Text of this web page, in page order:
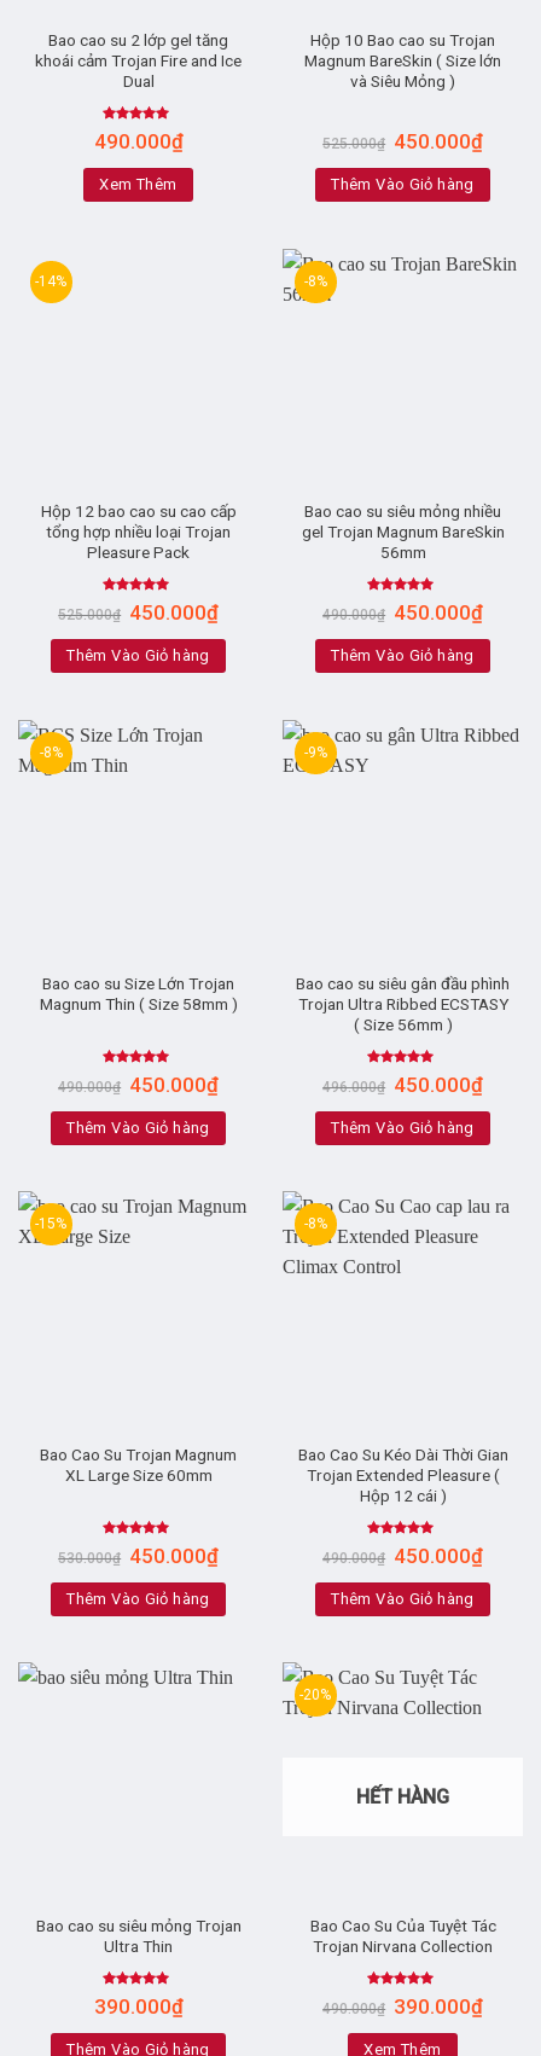
Bao cao su 2 lớp gel tăng
khoái cảm Trojan Fire and Ice
Dual
Rated5.00
out of 5
490.000₫
Xem Thêm
Hộp 10 Bao cao su Trojan
Magnum BareSkin ( Size lớn
và Siêu Mỏng )
525.000₫ 450.000₫
Thêm Vào Giỏ hàng
-14%
Hộp 12 bao cao su cao cấp
tổng hợp nhiều loại Trojan
Pleasure Pack
Rated 5.00
out of 5
525.000₫ 450.000₫
Thêm Vào Giỏ hàng
-8%
Bao cao su siêu mỏng nhiều
gel Trojan Magnum BareSkin
56mm
Rated 4.88
out of 5
490.000₫ 450.000₫
Thêm Vào Giỏ hàng
-8%
Bao cao su Size Lớn Trojan
Magnum Thin ( Size 58mm )
Rated 5.00
out of 5
490.000₫ 450.000₫
Thêm Vào Giỏ hàng
-9%
Bao cao su siêu gân đầu phình
Trojan Ultra Ribbed ECSTASY
( Size 56mm )
Rated 5.00
out of 5
496.000₫ 450.000₫
Thêm Vào Giỏ hàng
-15%
Bao Cao Su Trojan Magnum
XL Large Size 60mm
Rated 4.92
out of 5
530.000₫ 450.000₫
Thêm Vào Giỏ hàng
-8%
Bao Cao Su Kéo Dài Thời Gian
Trojan Extended Pleasure (
Hộp 12 cái )
Rated 4.69
out of 5
490.000₫ 450.000₫
Thêm Vào Giỏ hàng
Bao cao su siêu mỏng Trojan
Ultra Thin
Rated5.00
out of 5
390.000₫
Thêm Vào Giỏ hàng
-20%
HẾT HÀNG
Bao Cao Su Của Tuyệt Tác
Trojan Nirvana Collection
Rated5.00
out of 5
490.000₫ 390.000₫
Xem Thêm